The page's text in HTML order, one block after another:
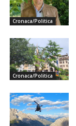
Cronaca/Politica
Cronaca/Politica